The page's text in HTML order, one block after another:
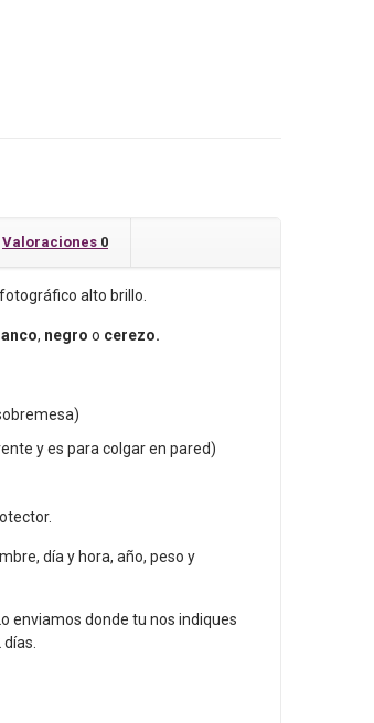
Valoraciones 0
alto brillo.
, negro o cerezo.
y es para colgar en pared)
día y hora, año, peso y
enviamos donde tu nos indiques